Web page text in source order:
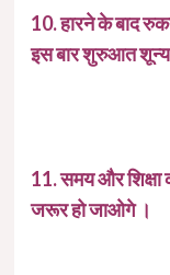
10. हारने के बाद
इस बार शुरुआत शून्य
11. समय और
जरूर हो जाओगे ।